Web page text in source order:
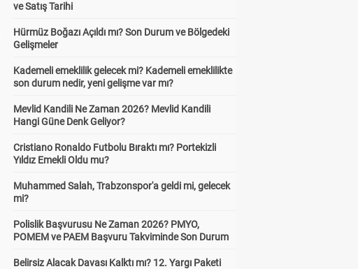
ve Satış Tarihi
Hürmüz Boğazı Açıldı mı? Son Durum ve Bölgedeki
Gelişmeler
Kademeli emeklilik gelecek mi? Kademeli emeklilikte
son durum nedir, yeni gelişme var mı?
Mevlid Kandili Ne Zaman 2026? Mevlid Kandili
Hangi Güne Denk Geliyor?
Cristiano Ronaldo Futbolu Bıraktı mı? Portekizli
Yıldız Emekli Oldu mu?
Muhammed Salah, Trabzonspor'a geldi mi, gelecek
mi?
Polislik Başvurusu Ne Zaman 2026? PMYO,
POMEM ve PAEM Başvuru Takviminde Son Durum
Belirsiz Alacak Davası Kalktı mı? 12. Yargı Paketi